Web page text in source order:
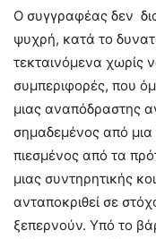
Ο συγγραφέας δεν
ψυχρή, κατά το
τεκταινόμενα χωρίς
συμπεριφορές, που
μιας αναπόδραστης
σημαδεμένος από
πιεσμένος από τα
μιας συντηρητικής
ανταποκριθεί σε
ξεπερνούν. Υπό το